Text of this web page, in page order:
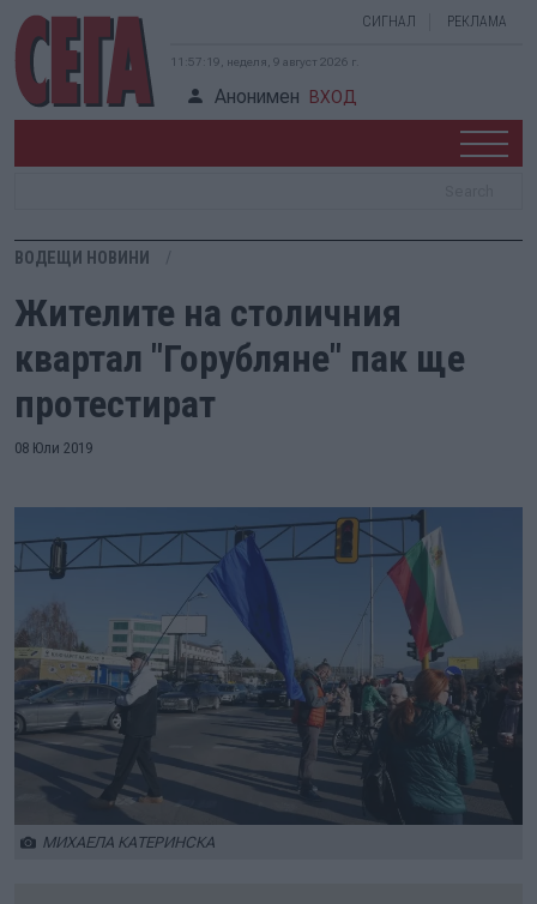
СИГНАЛ РЕКЛАМА
11:57:19, неделя, 9 август 2026 г.
Анонимен ВХОД
ВОДЕЩИ НОВИНИ
Жителите на столичния
квартал "Горубляне" пак ще
протестират
08 Юли 2019
МИХАЕЛА КАТЕРИНСКА